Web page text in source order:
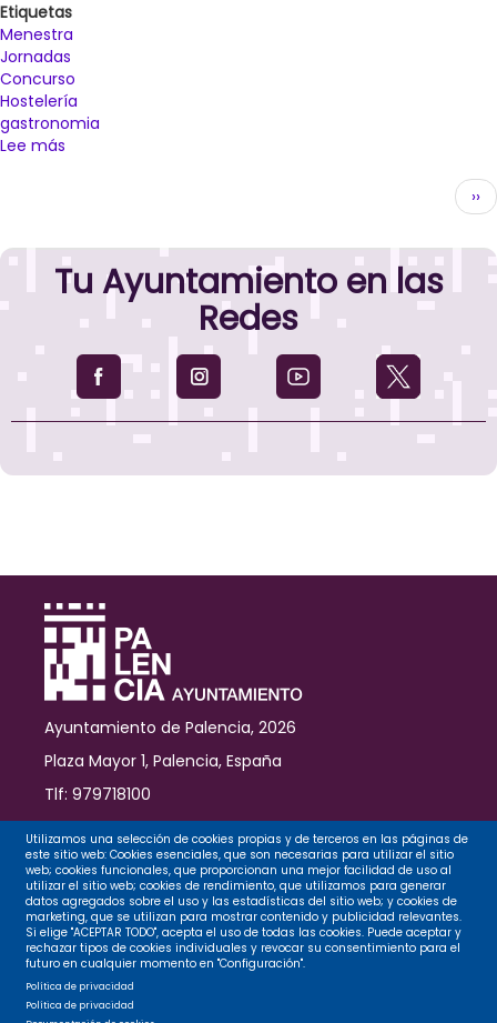
Etiquetas
Menestra
Jornadas
Concurso
Hostelería
gastronomia
Lee más
convertirá
el
escenario
del
Palentina
››
Tu Ayuntamiento en las
Redes
Ayuntamiento de Palencia, 2026
Plaza Mayor 1, Palencia, España
Tlf: 979718100
Contacto
Legal
Privacidad
Utilizamos una selección de cookies propias y de terceros en las páginas de
este sitio web: Cookies esenciales, que son necesarias para utilizar el sitio
web; cookies funcionales, que proporcionan una mejor facilidad de uso al
utilizar el sitio web; cookies de rendimiento, que utilizamos para generar
datos agregados sobre el uso y las estadísticas del sitio web; y cookies de
marketing, que se utilizan para mostrar contenido y publicidad relevantes.
Si elige "ACEPTAR TODO", acepta el uso de todas las cookies. Puede aceptar y
rechazar tipos de cookies individuales y revocar su consentimiento para el
futuro en cualquier momento en "Configuración".
Política de privacidad
Política de privacidad